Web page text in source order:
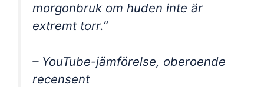
morgonbruk om huden inte är
extremt torr.”
– YouTube-jämförelse, oberoende
recensent